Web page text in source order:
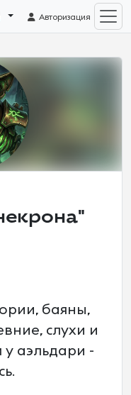
Авторизация
баяны,
слухи и
у аэльдари -